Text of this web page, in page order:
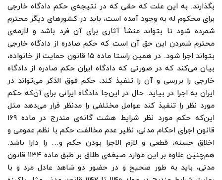
بگذارند. به این علت که حقی که در نتیجه‌ی حکم دادگاه خارجی
برای محکوم له به وجود آمده است، باید در کشورهای دیگر محترم
شمرده شود تا بتواند منشأ آثاری برای آن فرد باشد و لازمه‌ی
محترم شمردن این حق آن است که حکم صادره از دادگاه خارجی
بتواند اجرا شود. در همین راستا ماده ۱۵ قانون حمایت از خانواده،
بیان می‌کند که در صورتی که دادگاه ایران حکم صادره از دادگاه
خارجی را بررسی و آن را تنفیذ کند، حکم فوق الذکر می‌تواند در
ایران به اجرا در بیاید. حال در این‌جا دادگاه ایرانی برای آن‌که حکم
مورد نظر را تنفیذ کند عوامل مختلفی را مدنظر قرار می‌دهد مثل
این‌که حکم مورد نظر شرایط هشت گانه‌ی مندرج در ماده ۱۶۹
قانون اجرای احکام مدنی، نظیر عدم مخالفت حکم با نظم عمومی و
اخلاق حسنه، قطعی و لازم الاجرا بودن حکم و… را دارا باشد.
هم‌چنین علاوه بر این موارد صیغه‌ی طلاق بر طبق ماده ۱۱۳۴ قانون
مدنی، باید به طور صحیح و در حضور دو شاهد عادل مرد و با